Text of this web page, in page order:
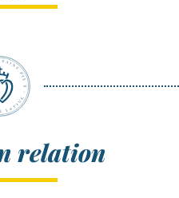
relation